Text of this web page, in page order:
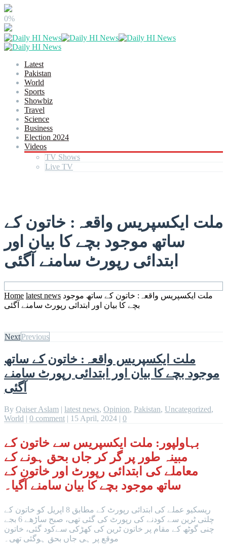
0%
Latest
Pakistan
World
Sports
Showbiz
Travel
Science
Business
Election 2024
Videos
TV Shows
Live TV
ملت ایکسپریس واقعہ: خاتون کے
ساتھ موجود بچے کا بیان اور
ابتدائی رپورٹ سامنے آگئی
Home latest news ملت ایکسپریس واقعہ: خاتون کے ساتھ موجود
بچے کا بیان اور ابتدائی رپورٹ سامنے آگئی
NextPrevious
ملت ایکسپریس واقعہ: خاتون کے ساتھ
موجود بچے کا بیان اور ابتدائی رپورٹ سامنے
آگئی
By Qaiser Aslam | latest news, Opinion, Pakistan, Uncategorized,
World | 0 comment | 15 April, 2024 | 0
بہاولپور: ملت ایکسپریس سے خاتون کے
مبینہ طور پر گر کر جاں بحق ہونے کے
معاملے کی ابتدائی رپورٹ اور خاتون کے
ساتھ موجود بچے کا بیان سامنے آگیا۔
ریسکیو عملے کی ابتدائی رپورٹ کے مطابق 8 اپریل کو خاتون کے
چلتی ٹرین سے کودنے کی رپورٹ کی گئی تھی، صبح ساڑھے 6 بجے
چنی گوٹھ کے مقام پر خاتون ٹرین کی کھڑکی سےکود گئی، خاتون
موقع پر ہی جاں بحق ہوگئی تھی۔